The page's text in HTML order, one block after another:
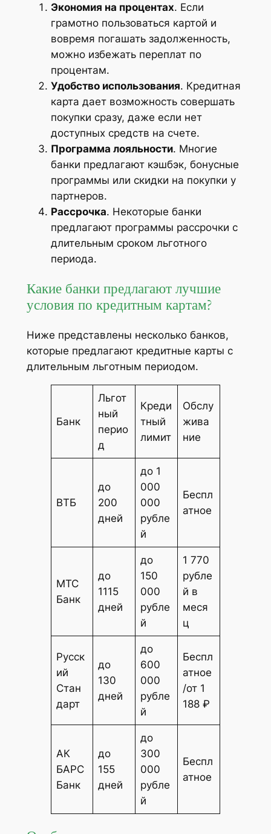
Экономия на процентах. Если
грамотно пользоваться картой и
вовремя погашать задолженность,
можно избежать переплат по
процентам.
Удобство использования. Кредитная
карта дает возможность совершать
покупки сразу, даже если нет
доступных средств на счете.
Программа лояльности. Многие
банки предлагают кэшбэк, бонусные
программы или скидки на покупки у
партнеров.
Рассрочка. Некоторые банки
предлагают программы рассрочки с
длительным сроком льготного
периода.
Какие банки предлагают лучшие
условия по кредитным картам?
Ниже представлены несколько банков,
которые предлагают кредитные карты с
длительным льготным периодом.
Банк
Льгот
ный
перио
д
Креди
тный
лимит
Обслу
жива
ние
ВТБ
до
200
дней
до 1
000
000
рубле
й
Беспл
атное
МТС
Банк
до
1115
дней
до
150
000
рубле
й
1 770
рубле
й в
меся
ц
Русск
ий
Стан
дарт
до
130
дней
до
600
000
рубле
й
Беспл
атное
/от 1
188 ₽
АК
БАРС
Банк
до
155
дней
до
300
000
рубле
й
Беспл
атное